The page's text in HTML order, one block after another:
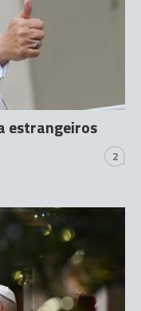
estrangeiros
2